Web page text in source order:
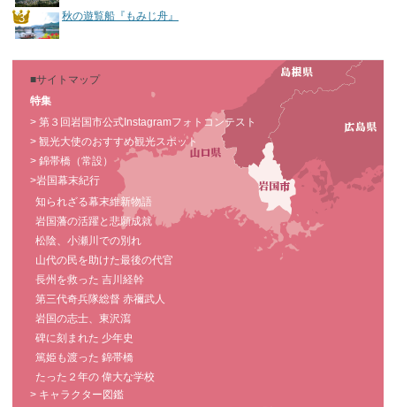
秋の遊覧船『もみじ舟』
■サイトマップ
特集
> 第３回岩国市公式Instagramフォトコンテスト
> 観光大使のおすすめ観光スポット
> 錦帯橋（常設）
>岩国幕末紀行
知られざる幕末維新物語
岩国藩の活躍と悲願成就
松陰、小瀬川での別れ
山代の民を助けた最後の代官
長州を救った 吉川経幹
第三代奇兵隊総督 赤禰武人
岩国の志士、東沢瀉
碑に刻まれた 少年史
篤姫も渡った 錦帯橋
たった２年の 偉大な学校
> キャラクター図鑑